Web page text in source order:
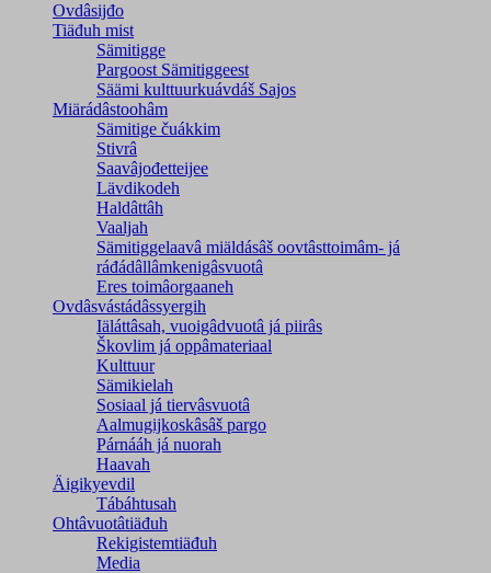
Ovdâsijđo
Tiäđuh mist
Sämitigge
Pargoost Sämitiggeest
Säämi kulttuurkuávdáš Sajos
Miärádâstoohâm
Sämitige čuákkim
Stivrâ
Saavâjođetteijee
Lävdikodeh
Haldâttâh
Vaaljah
Sämitiggelaavâ miäldásâš oovtâsttoimâm- já
ráđádâllâmkenigâsvuotâ
Eres toimâorgaaneh
Ovdâsvástádâssyergih
Iäláttâsah, vuoigâdvuotâ já piirâs
Škovlim já oppâmateriaal
Kulttuur
Sämikielah
Sosiaal já tiervâsvuotâ
Aalmugijkoskâsâš pargo
Párnááh já nuorah
Haavah
Äigikyevdil
Tábáhtusah
Ohtâvuotâtiäđuh
Rekigistemtiäđuh
Media